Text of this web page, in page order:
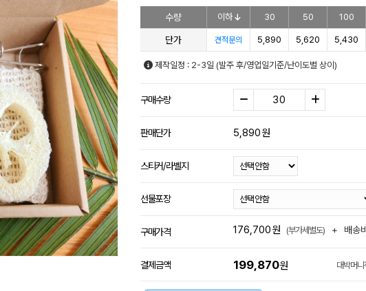
수량 이하 30 50 100
단가 견적문의 5,890 5,620 5,430
제작일정 : 2-3일 (발주 후/영업일기준/난이도별 상이)
구매수량
판매단가 5,890원
스티커/라벨지
선물포장
구매가격 176,700원 (부가세별도) + 배송비
결제금액 199,870원 대박머니